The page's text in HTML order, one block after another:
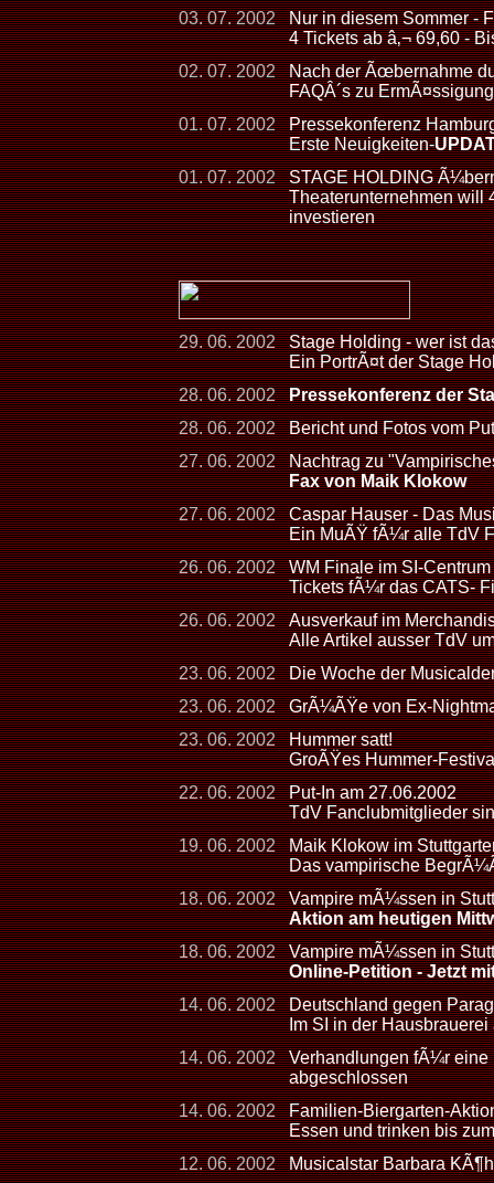
03. 07. 2002
Nur in diesem Sommer -
4 Tickets ab â‚¬ 69,60 -
02. 07. 2002
Nach der Ãœbernahme
FAQÂ´s zu
01. 07. 2002
Pressekonferenz
Erste Neuigkeiten-
01. 07. 2002
STAGE HOLDING
Theaterunternehmen will
investieren
29. 06. 2002
Stage Holding - wer ist
Ein PortrÃ¤t der Stage
28. 06. 2002
Pressekonferenz der
28. 06. 2002
Bericht und Fotos vom
27. 06. 2002
Nachtrag zu
Fax von Maik Klokow
27. 06. 2002
Caspar Hauser - Das
Ein MuÃŸ fÃ¼r alle TdV
26. 06. 2002
WM Finale im SI-
Tickets fÃ¼r das CATS-
26. 06. 2002
Ausverkauf im
Alle Artikel ausser TdV
23. 06. 2002
Die Woche der
23. 06. 2002
GrÃ¼ÃŸe von Ex-
23. 06. 2002
Hummer satt!
GroÃŸes Hummer-
22. 06. 2002
Put-In am 27.06.2002
TdV Fanclubmitglieder
19. 06. 2002
Maik Klokow im
Das vampirische
18. 06. 2002
Vampire mÃ¼ssen in
Aktion am heutigen
18. 06. 2002
Vampire mÃ¼ssen in
Online-Petition - Jetzt
14. 06. 2002
Deutschland gegen
Im SI in der
14. 06. 2002
Verhandlungen fÃ¼r eine
abgeschlossen
14. 06. 2002
Familien-Biergarten-
Essen und trinken bis
12. 06. 2002
Musicalstar Barbara